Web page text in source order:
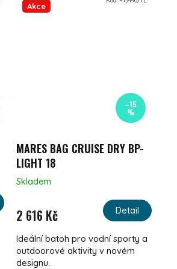
Nejdražší
Akce
–15
%
MARES BAG CRUISE DRY BP-
LIGHT 18
Skladem
2 616 Kč Detail
Ideální batoh pro vodní sporty a
outdoorové aktivity v novém
designu.